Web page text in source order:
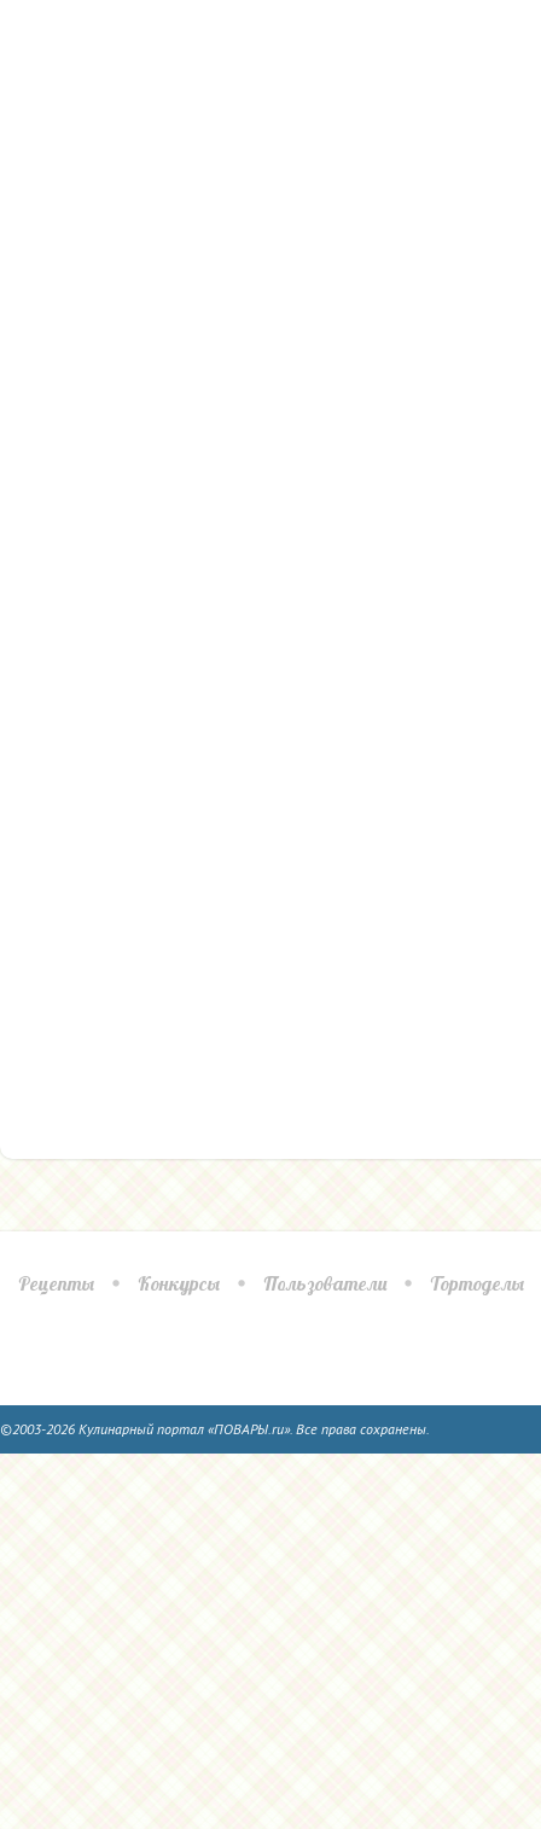
Рецепты Конкурсы Пользователи Тортоделы
©2003-2026 Кулинарный портал «ПОВАРЫ.ru». Все права сохранены.